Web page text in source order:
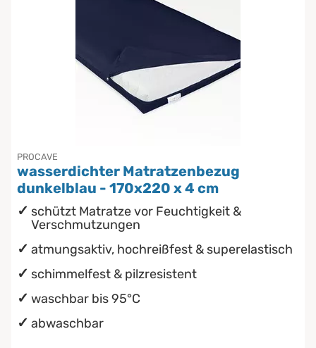
PROCAVE
wasserdichter Matratzenbezug
dunkelblau - 170x220 x 4 cm
schützt Matratze vor Feuchtigkeit &
Verschmutzungen
atmungsaktiv, hochreißfest & superelastisch
schimmelfest & pilzresistent
waschbar bis 95°C
abwaschbar